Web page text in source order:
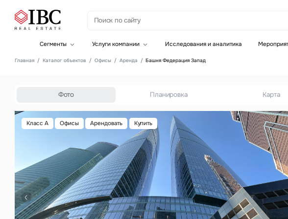
Сегменты
Складская недвижимость
Услуги компании
Земельные активы и девелопмент
Складская недвижимость
Стратегический консалтинг
Исследования и аналитика
Управление проектами строительства
Исследования и аналитика
Главная Каталог объектов Офисы Аренда Башня Федерация Запад
Фото Планировка Карта
Класс A Офисы Арендовать Купить
Это обязательное поле
Введен неверный формат
Это обязательное поле